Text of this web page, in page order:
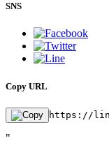
SNS
Copy URL
https://
"